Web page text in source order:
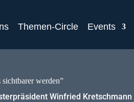
Themen-Circle Events
werden”
Winfried